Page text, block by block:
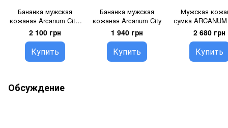
Бананка мужская
кожаная Arcanum City-
7
2 100 грн
Купить
Бананка мужская
кожаная Arcanum City
1 940 грн
Купить
Мужская
сумка
1 black
2 680 грн
Купить
Обсуждение